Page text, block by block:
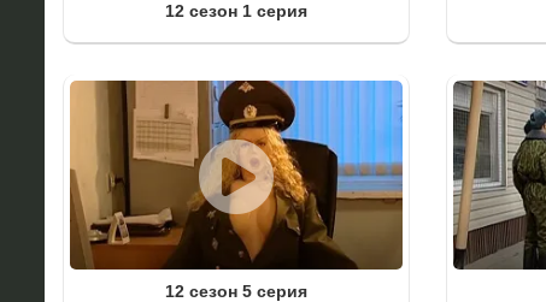
12 сезон 1 серия
12 сезон 5 серия